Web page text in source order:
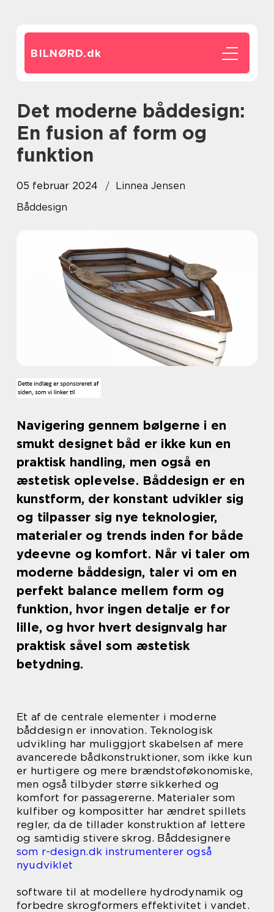
BILNØRD.dk
Det moderne båddesign:
En fusion af form og
funktion
05 februar 2024
Linnea Jensen
Båddesign
Navigering gennem bølgerne i en
smukt designet båd er ikke kun en
praktisk handling, men også en
æstetisk oplevelse. Båddesign er en
kunstform, der konstant udvikler sig
og tilpasser sig nye teknologier,
materialer og trends inden for både
ydeevne og komfort. Når vi taler om
moderne båddesign, taler vi om en
perfekt balance mellem form og
funktion, hvor ingen detalje er for
lille, og hvor hvert designvalg har
praktisk såvel som æstetisk
betydning.
Et af de centrale elementer i moderne
båddesign er innovation. Teknologisk
udvikling har muliggjort skabelsen af mere
avancerede bådkonstruktioner, som ikke kun
er hurtigere og mere brændstoføkonomiske,
men også tilbyder større sikkerhed og
komfort for passagererne. Materialer som
kulfiber og kompositter har ændret spillets
regler, da de tillader konstruktion af lettere
og samtidig stivere skrog. Båddesignere
som r-design.dk instrumenterer også
nyudviklet
software til at modellere hydrodynamik og
forbedre skrogformers effektivitet i vandet.